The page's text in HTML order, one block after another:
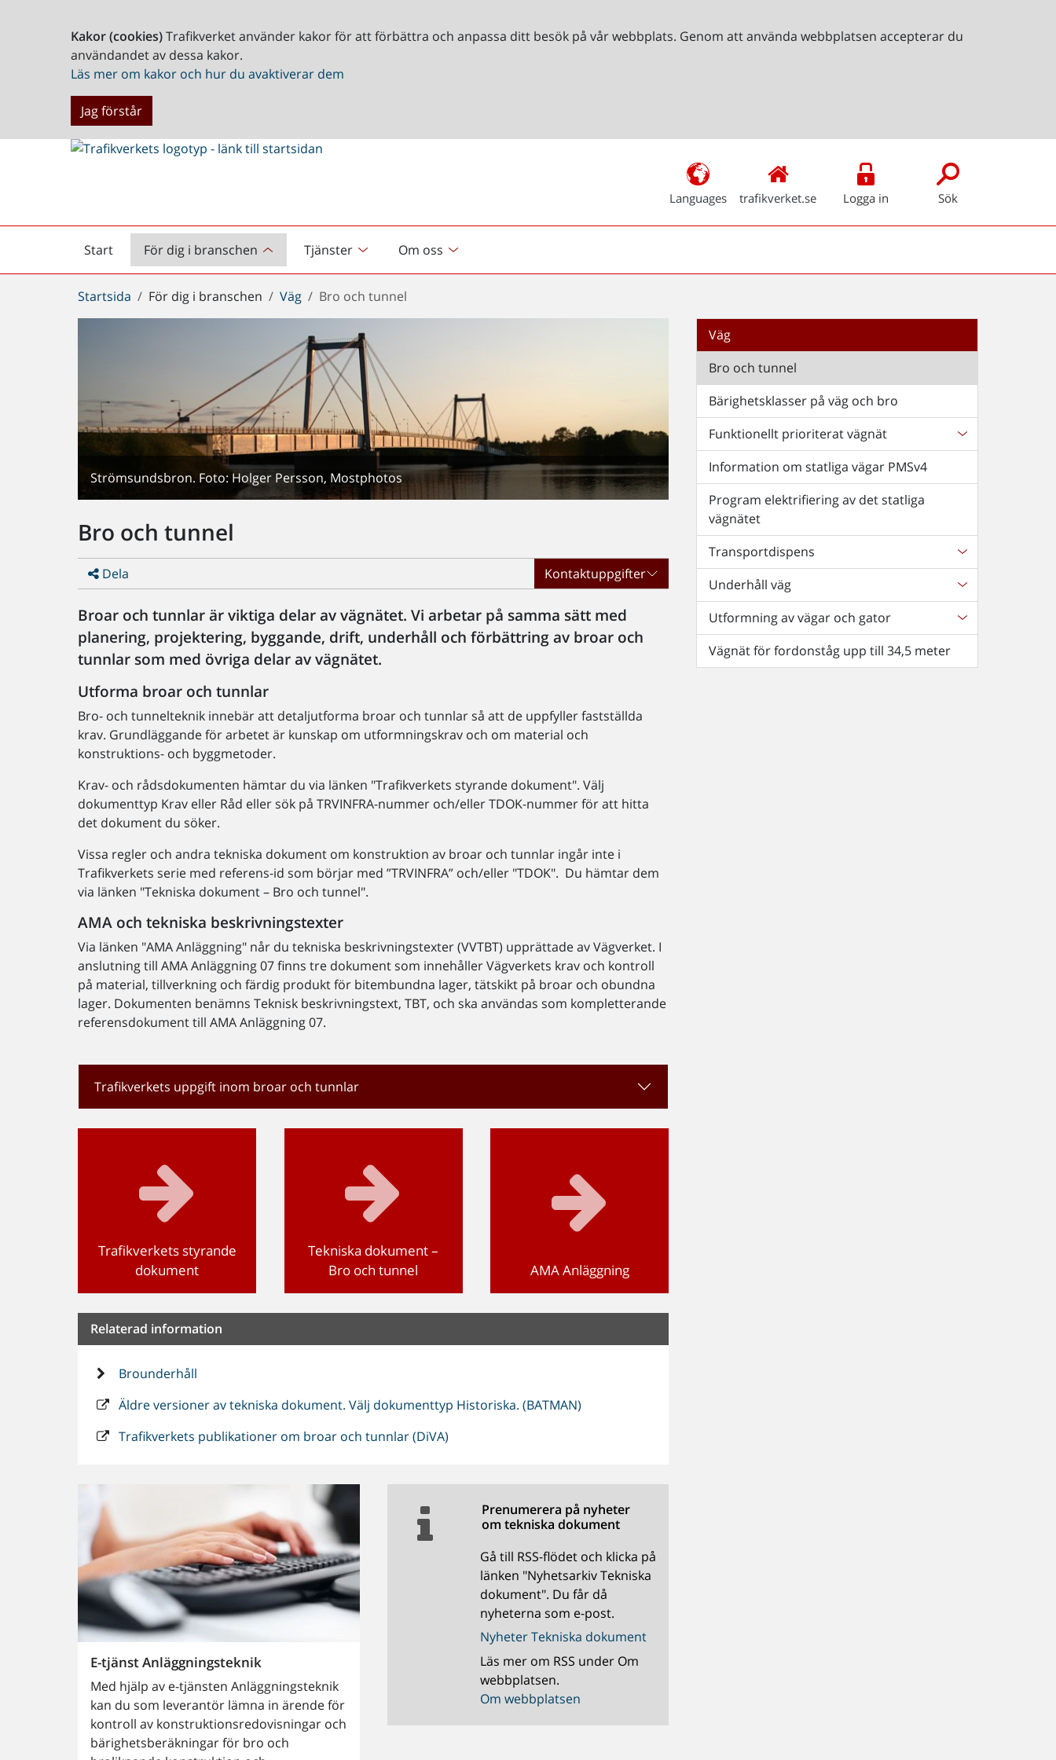
Kakor (cookies)Trafikverket använder kakor för att förbättra och anpassa ditt besök på vår webbplats. Genom att använda webbplatsen accepterar du
användandet av dessa kakor.
Läs mer om kakor och hur du avaktiverar dem
Jag förstår
Languages trafikverket.se Logga in Sök
Start
Startsida För dig i branschen Tjänster Om oss
Du
är
Startsida För dig i branschen Väg Bro och tunnel
Strömsundsbron. Foto: Holger Persson, Mostphotos
Bro och tunnel
Dela Kontaktuppgifter
Broar och tunnlar är viktiga delar av vägnätet. Vi arbetar på samma sätt med
planering, projektering, byggande, drift, underhåll och förbättring av broar och
tunnlar som med övriga delar av vägnätet.
Utforma broar och tunnlar
Bro- och tunnelteknik innebär att detaljutforma broar och tunnlar så att de uppfyller fastställda
krav. Grundläggande för arbetet är kunskap om utformningskrav och om material och
konstruktions- och byggmetoder.
Krav- och rådsdokumenten hämtar du via länken "Trafikverkets styrande dokument". Välj
dokumenttyp Krav eller Råd eller sök på TRVINFRA-nummer och/eller TDOK-nummer för att hitta
det dokument du söker.
Vissa regler och andra tekniska dokument om konstruktion av broar och tunnlar ingår inte i
Trafikverkets serie med referens-id som börjar med ”TRVINFRA” och/eller "TDOK". Du hämtar dem
via länken "Tekniska dokument – Bro och tunnel".
AMA och tekniska beskrivningstexter
Via länken "AMA Anläggning" når du tekniska beskrivningstexter (VVTBT) upprättade av Vägverket. I
anslutning till AMA Anläggning 07 finns tre dokument som innehåller Vägverkets krav och kontroll
på material, tillverkning och färdig produkt för bitembundna lager, tätskikt på broar och obundna
lager. Dokumenten benämns Teknisk beskrivningstext, TBT, och ska användas som kompletterande
referensdokument till AMA Anläggning 07.
Trafikverkets uppgift inom broar och tunnlar
Trafikverkets styrande
dokument
Tekniska dokument –
Bro och tunnel
AMA Anläggning
Relaterad information
Brounderhåll
Äldre versioner av tekniska dokument. Välj dokumenttyp Historiska. (BATMAN)
Trafikverkets publikationer om broar och tunnlar (DiVA)
E-tjänst Anläggningsteknik
Med hjälp av e-tjänsten Anläggningsteknik
kan du som leverantör lämna in ärende för
kontroll av konstruktionsredovisningar och
bärighetsberäkningar för bro och
Prenumerera på nyheter
om tekniska dokument
Gå till RSS-flödet och klicka på
länken "Nyhetsarkiv Tekniska
dokument". Du får då
nyheterna som e-post.
Nyheter Tekniska dokument
Läs mer om RSS under Om
webbplatsen.
Om webbplatsen
Väg
Bro och tunnel
Bärighetsklasser på väg och bro
Funktionellt prioriterat vägnät
Information om statliga vägar PMSv4
Program elektrifiering av det statliga
vägnätet
Transportdispens
Underhåll väg
Utformning av vägar och gator
Vägnät för fordonståg upp till 34,5 meter